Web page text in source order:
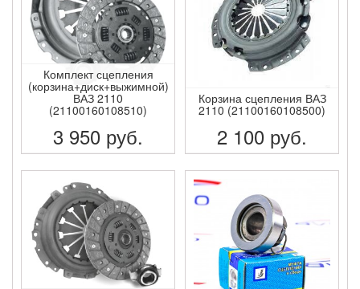
Комплект сцепления
(корзина+диск+выжимной)
ВАЗ 2110
(21100160108510)
3 950 руб.
ПОДРОБНЕЕ
Корзина сцепления ВАЗ
2110 (21100160108500)
2 100 руб.
ПОДРОБНЕЕ